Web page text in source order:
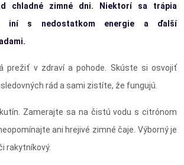
chladné zimné dni. Niektorí sa trápia
iní s nedostatkom energie a ďalší
prežiť v zdraví a pohode. Skúste si osvojiť
rád a sami zistíte, že fungujú.
Zamerajte sa na čistú vodu s citrónom
ani hrejivé zimné čaje. Výborný je
rakytníkový.